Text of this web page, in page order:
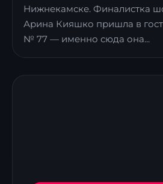
Нижнекамске. Финалистка
Арина Кияшко пришла в
№ 77 — именно сюда она...